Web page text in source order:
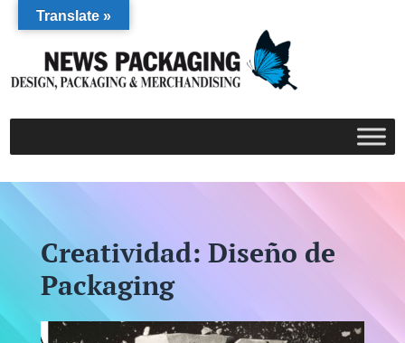
Creatividad: Diseño de
Packaging
Translate »